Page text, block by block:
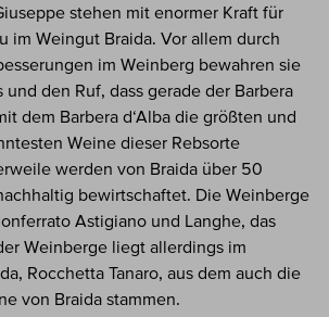
stehen mit enormer Kraft für
im Weingut Braida. Vor allem durch
im Weinberg bewahren sie
und den Ruf, dass gerade der Barbera
dem Barbera d‘Alba die größten und
Weine dieser Rebsorte
werden von Braida über 50
bewirtschaftet. Die Weinberge
Astigiano und Langhe, das
Weinberge liegt allerdings im
Rocchetta Tanaro, aus dem auch die
von Braida stammen.